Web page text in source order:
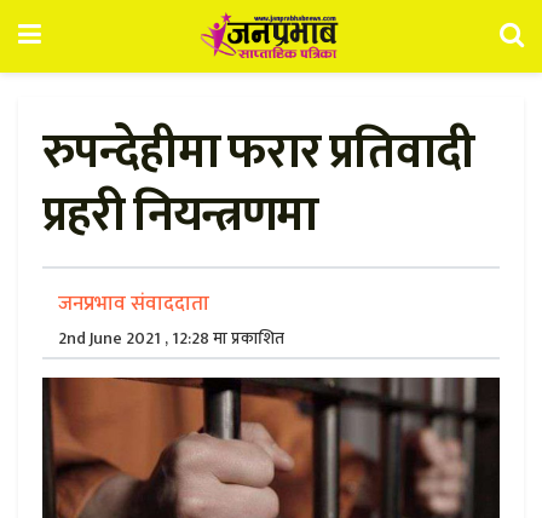
रुपन्देहीमा फरार प्रतिवादी
प्रहरी नियन्त्रणमा
जनप्रभाव संवाददाता
2nd June 2021 , 12:28 मा प्रकाशित